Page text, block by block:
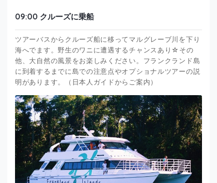
09:00 クルーズに乗船
ツアーバスからクルーズ船に移ってマルグレーブ川を下り
海へでます。野生のワニに遭遇するチャンスあり☆その
他、大自然の風景をお楽しみください。フランクランド島
に到着するまでに島での注意点やオプショナルツアーの説
明があります。（日本人ガイドからご案内）